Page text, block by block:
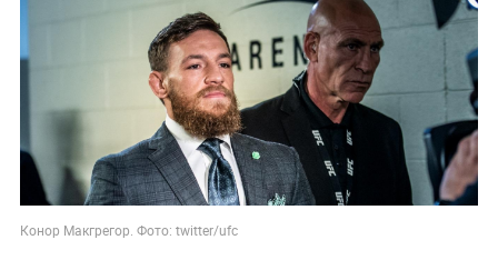
Конор Макгрегор. Фото: twitter/ufc